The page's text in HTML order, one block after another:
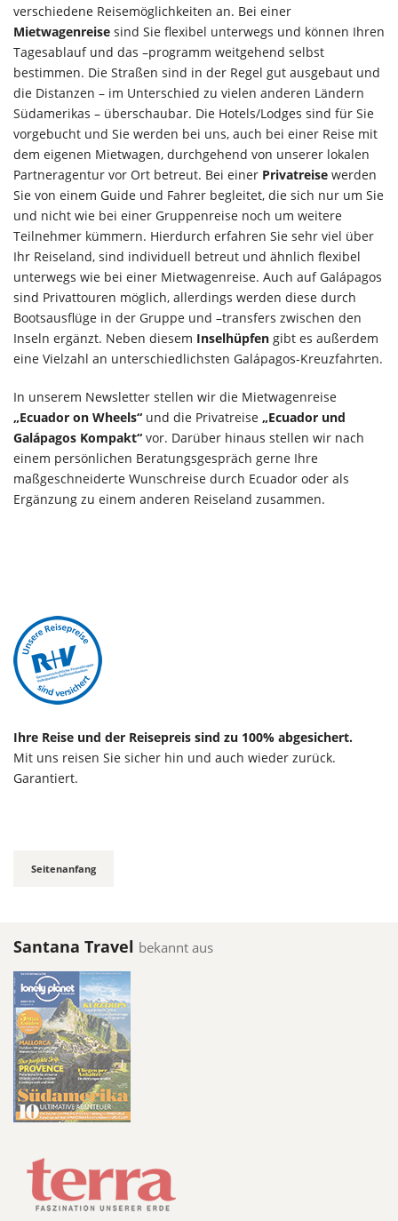
verschiedene Reisemöglichkeiten an. Bei einer
Mietwagenreise sind Sie flexibel unterwegs und können Ihren
Tagesablauf und das –programm weitgehend selbst
bestimmen. Die Straßen sind in der Regel gut ausgebaut und
die Distanzen – im Unterschied zu vielen anderen Ländern
Südamerikas – überschaubar. Die Hotels/Lodges sind für Sie
vorgebucht und Sie werden bei uns, auch bei einer Reise mit
dem eigenen Mietwagen, durchgehend von unserer lokalen
Partneragentur vor Ort betreut. Bei einer Privatreise werden
Sie von einem Guide und Fahrer begleitet, die sich nur um Sie
und nicht wie bei einer Gruppenreise noch um weitere
Teilnehmer kümmern. Hierdurch erfahren Sie sehr viel über
Ihr Reiseland, sind individuell betreut und ähnlich flexibel
unterwegs wie bei einer Mietwagenreise. Auch auf Galápagos
sind Privattouren möglich, allerdings werden diese durch
Bootsausflüge in der Gruppe und –transfers zwischen den
Inseln ergänzt. Neben diesem Inselhüpfen gibt es außerdem
eine Vielzahl an unterschiedlichsten Galápagos-Kreuzfahrten.
In unserem Newsletter stellen wir die Mietwagenreise
„Ecuador on Wheels“ und die Privatreise „Ecuador und
Galápagos Kompakt“ vor. Darüber hinaus stellen wir nach
einem persönlichen Beratungsgespräch gerne Ihre
maßgeschneiderte Wunschreise durch Ecuador oder als
Ergänzung zu einem anderen Reiseland zusammen.
Ihre Reise und der Reisepreis sind zu 100% abgesichert.
Mit uns reisen Sie sicher hin und auch wieder zurück.
Garantiert.
Seitenanfang
Santana Travel bekannt aus